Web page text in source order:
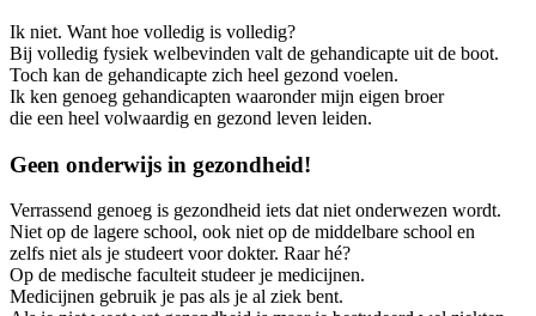
Ik niet. Want hoe volledig is volledig?
Bij volledig fysiek welbevinden valt de gehandicapte uit de boot.
Toch kan de gehandicapte zich heel gezond voelen.
Ik ken genoeg gehandicapten waaronder mijn eigen broer
die een heel volwaardig en gezond leven leiden.
Geen onderwijs in gezondheid!
Verrassend genoeg is gezondheid iets dat niet onderwezen wordt.
Niet op de lagere school, ook niet op de middelbare school en
zelfs niet als je studeert voor dokter. Raar hé?
Op de medische faculteit studeer je medicijnen.
Medicijnen gebruik je pas als je al ziek bent.